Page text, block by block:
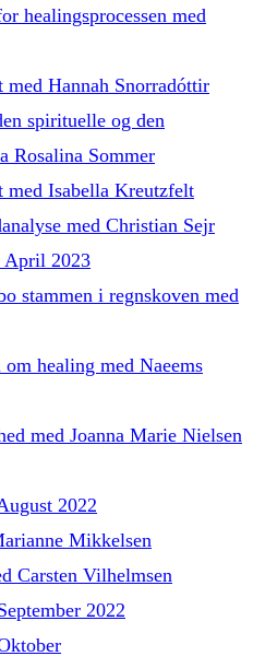
healingsprocessen med
Hannah Snorradóttir
spirituelle og den
Rosalina Sommer
med Isabella Kreutzfelt
med Christian Sejr
April 2023
stammen i regnskoven med
healing med Naeems
med Joanna Marie Nielsen
2022
Mikkelsen
Carsten Vilhelmsen
2022